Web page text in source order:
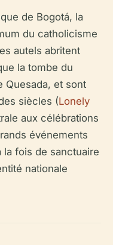
de Bogotá, la
du catholicisme
autels abritent
la tombe du
Quesada, et sont
siècles (Lonely
aux célébrations
événements
fois de sanctuaire
nationale